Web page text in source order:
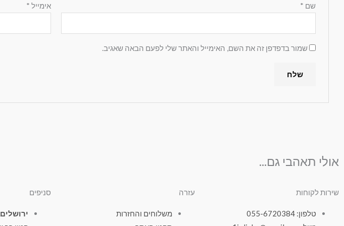
שם * אימייל *
שמור בדפדפן זה את השם, האימייל והאתר שלי לפעם הבאה שאגיב.
אולי תאהבי גם...
שירות לקוחות
טלפון: 055-6720384
עזרה
משלוחים והחזרות
סניפים
ירושלים,